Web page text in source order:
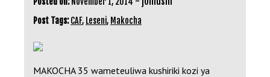
Post Tags:CAF, Leseni, Makocha
MAKOCHA 35 wameteuliwa kushiriki kozi ya